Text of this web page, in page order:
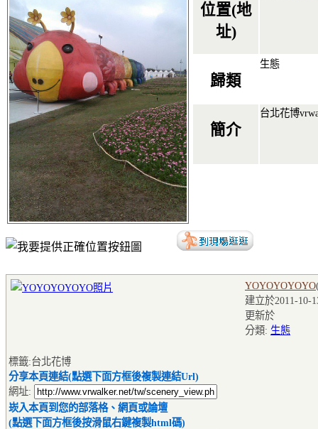
位置(地
址)
歸類
生態
簡介
台北花博
YOYOYOYOYO
建立於2011-10-
更新於
分類: 生態
標籤:台北花博
分享本頁連結(點選下面方框後複製連結Url)
網址:
崁入本頁到您的部落格、網頁或論壇
(點選下面方框後按滑鼠右鍵複製html碼)